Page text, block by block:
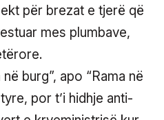
për brezat e tjerë që
mes plumbave,
burg”, apo “Rama në
por t’i hidhje anti-